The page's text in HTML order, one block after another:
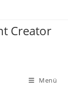
Creator
Menü